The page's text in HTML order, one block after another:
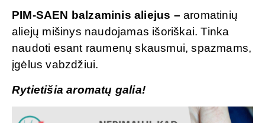
PIM-SAEN balzaminis aliejus – aromatinių
aliejų mišinys naudojamas išoriškai. Tinka
naudoti esant raumenų skausmui, spazmams,
įgėlus vabzdžiui.
Rytietišia aromatų galia!